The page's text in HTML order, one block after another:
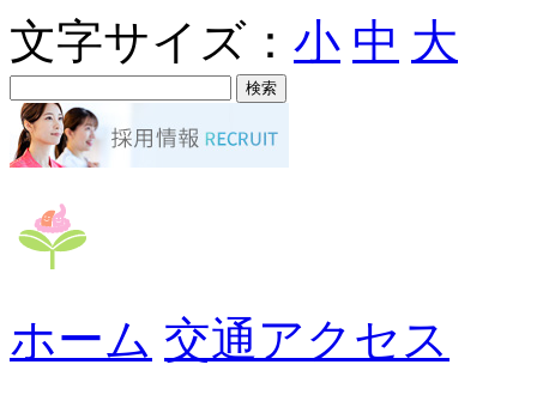
文字サイズ： 小 中 大
ホーム 交通アクセス